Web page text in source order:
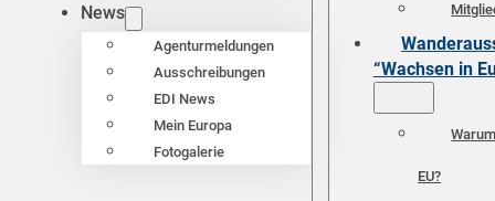
News
Agenturmeldungen
Ausschreibungen
EDI News
Mein Europa
Fotogalerie
“Wachsen in
EU?